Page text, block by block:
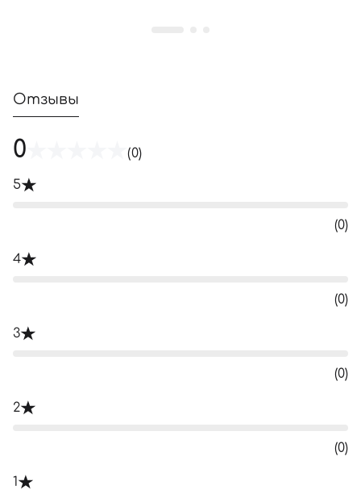
Отзывы
0 (0)
5
(0)
4
(0)
3
(0)
2
(0)
1